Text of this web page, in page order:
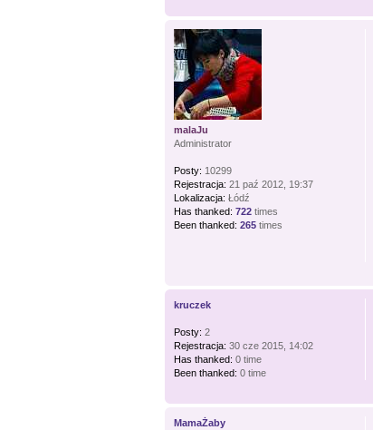
malaJu
Administrator
Posty: 10299
Rejestracja: 21 paź 2012, 19:37
Lokalizacja: Łódź
Has thanked: 722 times
Been thanked: 265 times
kruczek
Posty: 2
Rejestracja: 30 cze 2015, 14:02
Has thanked: 0 time
Been thanked: 0 time
MamaŻaby